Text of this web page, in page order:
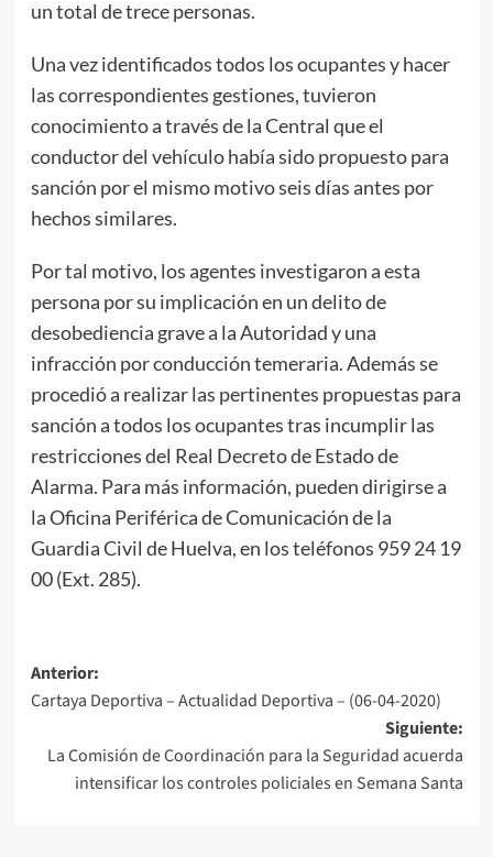
un total de trece personas.
Una vez identificados todos los ocupantes y hacer
las correspondientes gestiones, tuvieron
conocimiento a través de la Central que el
conductor del vehículo había sido propuesto para
sanción por el mismo motivo seis días antes por
hechos similares.
Por tal motivo, los agentes investigaron a esta
persona por su implicación en un delito de
desobediencia grave a la Autoridad y una
infracción por conducción temeraria. Además se
procedió a realizar las pertinentes propuestas para
sanción a todos los ocupantes tras incumplir las
restricciones del Real Decreto de Estado de
Alarma. Para más información, pueden dirigirse a
la Oficina Periférica de Comunicación de la
Guardia Civil de Huelva, en los teléfonos 959 24 19
00 (Ext. 285).
Anterior:
Cartaya Deportiva – Actualidad Deportiva – (06-04-2020)
Siguiente:
La Comisión de Coordinación para la Seguridad acuerda
intensificar los controles policiales en Semana Santa